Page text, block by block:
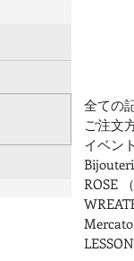
全ての
ご注文
イベント
ROSE
LESSON